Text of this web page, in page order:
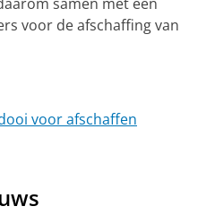
voor de afschaffing van
voor afschaffen